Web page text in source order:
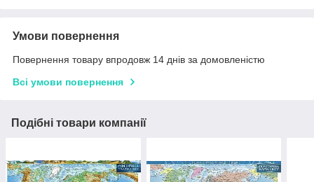
Умови повернення
Повернення товару впродовж 14 днів за домовленістю
Всі умови повернення
Подібні товари компанії